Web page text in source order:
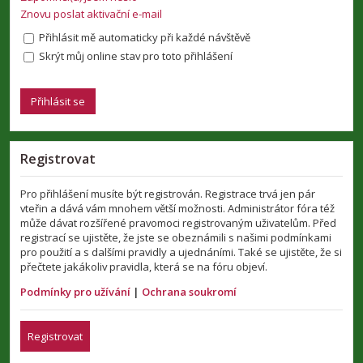
Znovu poslat aktivační e-mail
Přihlásit mě automaticky při každé návštěvě
Skrýt můj online stav pro toto přihlášení
Registrovat
Pro přihlášení musíte být registrován. Registrace trvá jen pár
vteřin a dává vám mnohem větší možnosti. Administrátor fóra též
může dávat rozšířené pravomoci registrovaným uživatelům. Před
registrací se ujistěte, že jste se obeznámili s našimi podmínkami
pro použití a s dalšími pravidly a ujednáními. Také se ujistěte, že si
přečtete jakákoliv pravidla, která se na fóru objeví.
Podmínky pro užívání | Ochrana soukromí
Registrovat